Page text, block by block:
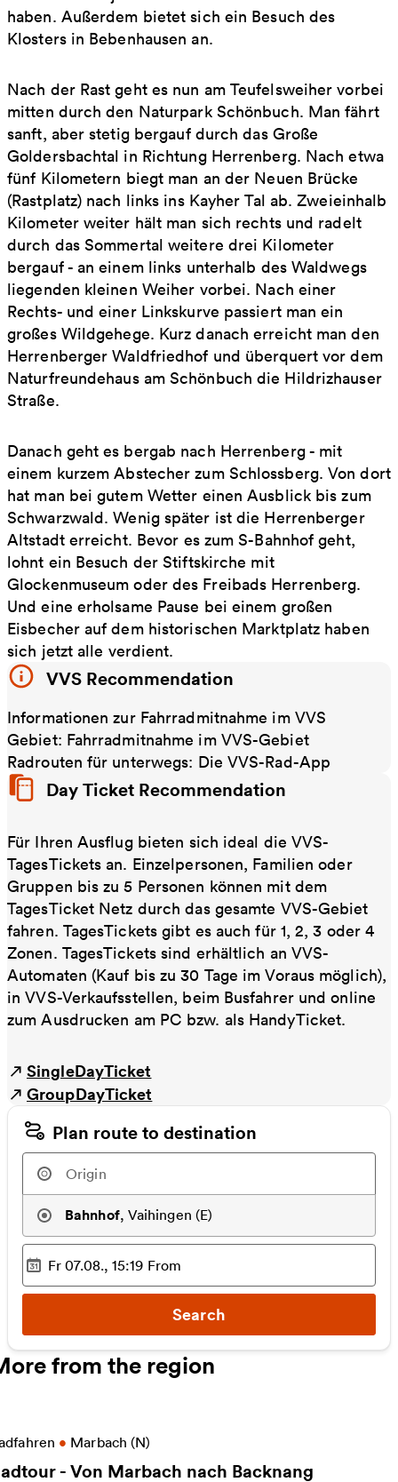
haben. Außerdem bietet sich ein Besuch des
Klosters in Bebenhausen an.
Nach der Rast geht es nun am Teufelsweiher vorbei
mitten durch den Naturpark Schönbuch. Man fährt
sanft, aber stetig bergauf durch das Große
Goldersbachtal in Richtung Herrenberg. Nach etwa
fünf Kilometern biegt man an der Neuen Brücke
(Rastplatz) nach links ins Kayher Tal ab. Zweieinhalb
Kilometer weiter hält man sich rechts und radelt
durch das Sommertal weitere drei Kilometer
bergauf - an einem links unterhalb des Waldwegs
liegenden kleinen Weiher vorbei. Nach einer
Rechts- und einer Linkskurve passiert man ein
großes Wildgehege. Kurz danach erreicht man den
Herrenberger Waldfriedhof und überquert vor dem
Naturfreundehaus am Schönbuch die Hildrizhauser
Straße.
Danach geht es bergab nach Herrenberg - mit
einem kurzem Abstecher zum Schlossberg. Von dort
hat man bei gutem Wetter einen Ausblick bis zum
Schwarzwald. Wenig später ist die Herrenberger
Altstadt erreicht. Bevor es zum S-Bahnhof geht,
lohnt ein Besuch der Stiftskirche mit
Glockenmuseum oder des Freibads Herrenberg.
Und eine erholsame Pause bei einem großen
Eisbecher auf dem historischen Marktplatz haben
sich jetzt alle verdient.
VVS Recommendation
Informationen zur Fahrradmitnahme im VVS
Gebiet: Fahrradmitnahme im VVS-Gebiet
Radrouten für unterwegs: Die VVS-Rad-App
Day Ticket Recommendation
Für Ihren Ausflug bieten sich ideal die VVS-
TagesTickets an. Einzelpersonen, Familien oder
Gruppen bis zu 5 Personen können mit dem
TagesTicket Netz durch das gesamte VVS-Gebiet
fahren. TagesTickets gibt es auch für 1, 2, 3 oder 4
Zonen. TagesTickets sind erhältlich an VVS-
Automaten (Kauf bis zu 30 Tage im Voraus möglich),
in VVS-Verkaufsstellen, beim Busfahrer und online
zum Ausdrucken am PC bzw. als HandyTicket.
SingleDayTicket
GroupDayTicket
Plan route to destination
Bahnhof, Vaihingen (E)
Selected time :
Fr 07.08., 15:19 From
Search
from the region
• Marbach (N)
- Von Marbach nach Backnang
information on Radtour - Von Marbach nach